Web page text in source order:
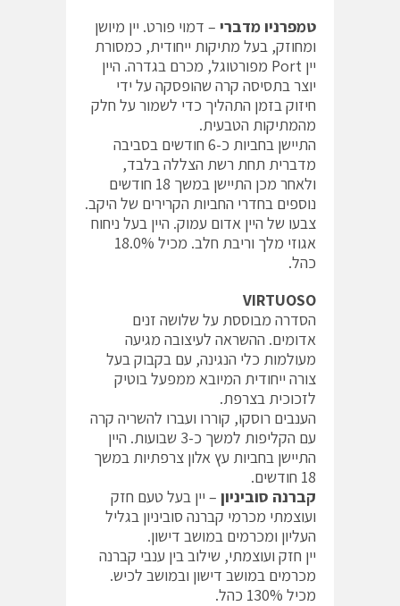
טמפרניו מדברי – דמוי פורט. יין מיושן
ומחוזק, בעל מתיקות ייחודית, כמסורת
יין Port מפורטוגל, מכרם בגדרה. היין
יוצר בתסיסה קרה שהופסקה על ידי
חיזוק בזמן התהליך כדי לשמור על חלק
מהמתיקות הטבעית.
התיישן בחביות כ-6 חודשים בסביבה
מדברית תחת רשת הצללה בלבד,
ולאחר מכן התיישן במשך 18 חודשים
נוספים בחדרי החביות הקרירים של היקב.
צבעו של היין אדום עמוק. היין בעל ניחוח
אגוזי מלך וריבת חלב. מכיל 18.0%
כהל.
VIRTUOSO
הסדרה מבוססת על שלושה זנים
אדומים. ההשראה לעיצובה מגיעה
מעולמות כלי הנגינה, עם בקבוק בעל
צורה ייחודית המיובא ממפעל בוטיק
לזכוכית בצרפת.
הענבים רוסקו, קוררו ועברו להשריה קרה
עם הקליפות למשך כ-3 שבועות. היין
התיישן בחביות עץ אלון צרפתיות במשך
18 חודשים.
קברנה סוביניון – יין בעל טעם חזק
ועוצמתי מכרמי קברנה סוביניון בגליל
העליון ומכרמים במושב דישון.
יין חזק ועוצמתי, שילוב בין ענבי קברנה
מכרמים במושב דישון ובמושב לכיש.
מכיל 130% כהל.